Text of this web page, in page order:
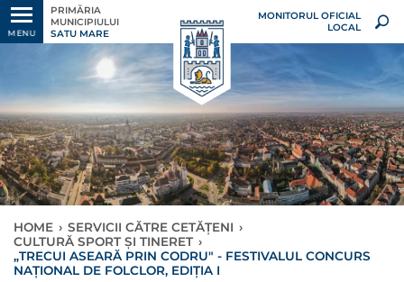
MENU
PRIMĂRIA
MUNICIPIULUI
SATU MARE
MONITORUL OFICIAL
LOCAL
HOME › SERVICII CĂTRE CETĂȚENI ›
CULTURĂ SPORT ȘI TINERET ›
„TRECUI ASEARĂ PRIN CODRU" - FESTIVALUL CONCURS
NAȚIONAL DE FOLCLOR, EDIȚIA I